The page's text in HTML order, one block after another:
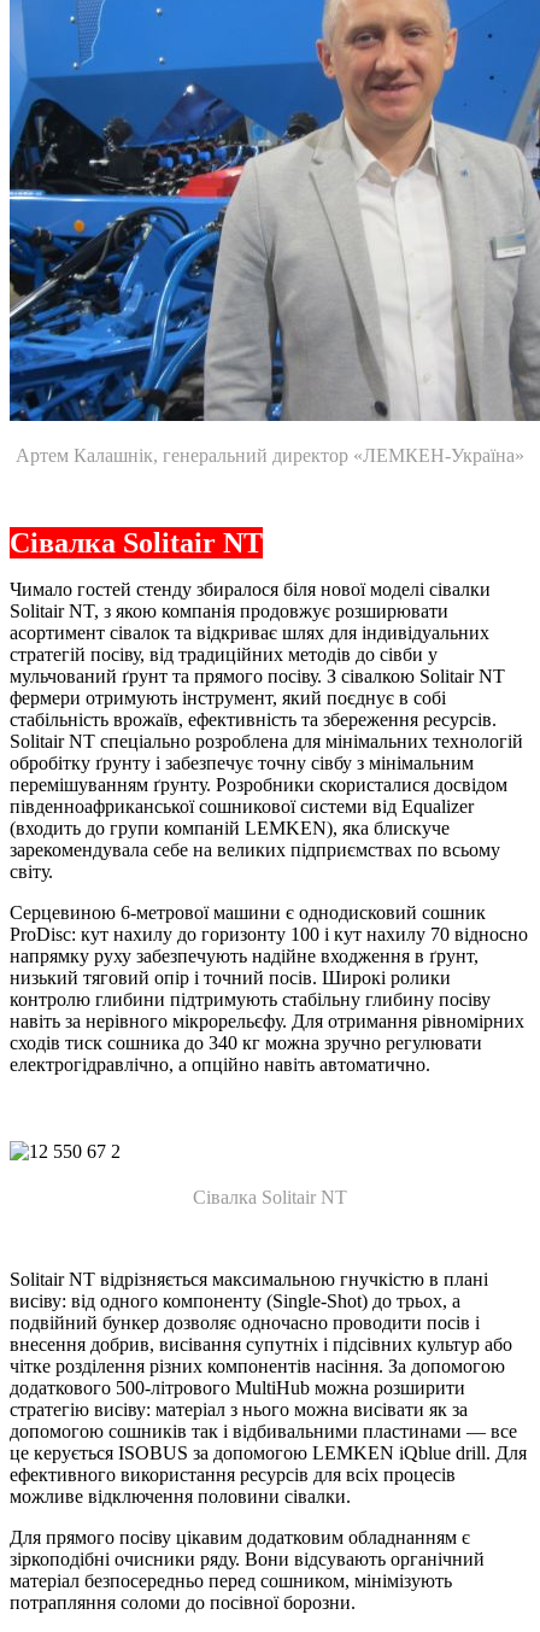
Артем Калашнік, генеральний директор «ЛЕМКЕН-Україна»
Сівалка Solitair NT
Чимало гостей стенду збиралося біля нової моделі сівалки
Solitair NT, з якою компанія продовжує розширювати
асортимент сівалок та відкриває шлях для індивідуальних
стратегій посіву, від традиційних методів до сівби у
мульчований ґрунт та прямого посіву. З сівалкою Solitair NT
фермери отримують інструмент, який поєднує в собі
стабільність врожаїв, ефективність та збереження ресурсів.
Solitair NT спеціально розроблена для мінімальних технологій
обробітку ґрунту і забезпечує точну сівбу з мінімальним
перемішуванням ґрунту. Розробники скористалися досвідом
південноафриканської сошникової системи від Equalizer
(входить до групи компаній LEMKEN), яка блискуче
зарекомендувала себе на великих підприємствах по всьому
світу.
Серцевиною 6-метрової машини є однодисковий сошник
ProDisc: кут нахилу до горизонту 100 і кут нахилу 70 відносно
напрямку руху забезпечують надійне входження в ґрунт,
низький тяговий опір і точний посів. Широкі ролики
контролю глибини підтримують стабільну глибину посіву
навіть за нерівного мікрорельєфу. Для отримання рівномірних
сходів тиск сошника до 340 кг можна зручно регулювати
електрогідравлічно, а опційно навіть автоматично.
Сівалка Solitair NT
Solitair NT відрізняється максимальною гнучкістю в плані
висіву: від одного компоненту (Single-Shot) до трьох, а
подвійний бункер дозволяє одночасно проводити посів і
внесення добрив, висівання супутніх і підсівних культур або
чітке розділення різних компонентів насіння. За допомогою
додаткового 500-літрового MultiHub можна розширити
стратегію висіву: матеріал з нього можна висівати як за
допомогою сошників так і відбивальними пластинами — все
це керується ISOBUS за допомогою LEMKEN iQblue drill. Для
ефективного використання ресурсів для всіх процесів
можливе відключення половини сівалки.
Для прямого посіву цікавим додатковим обладнанням є
зіркоподібні очисники ряду. Вони відсувають органічний
матеріал безпосередньо перед сошником, мінімізують
потрапляння соломи до посівної борозни.